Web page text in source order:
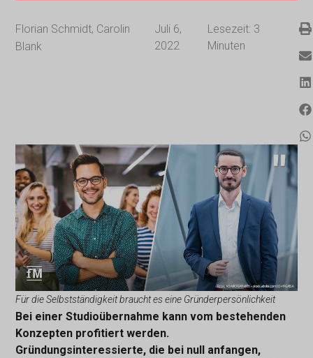
Florian Schmidt, Carolin
Blank
Juli 6,
2022
Lesezeit: 3
Minuten
Für die Selbstständigkeit braucht es eine Gründerpersönlichkeit
Bei einer Studioübernahme kann vom bestehenden
Konzepten profitiert werden.
Gründungsinteressierte, die bei null anfangen,